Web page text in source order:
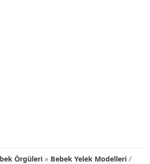
Örgüleri» Bebek Yelek Modelleri/